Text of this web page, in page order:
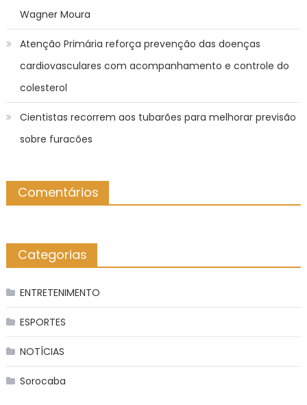
Wagner Moura
Atenção Primária reforça prevenção das doenças
cardiovasculares com acompanhamento e controle do
colesterol
Cientistas recorrem aos tubarões para melhorar previsão
sobre furacões
Comentários
Categorias
ENTRETENIMENTO
ESPORTES
NOTÍCIAS
Sorocaba